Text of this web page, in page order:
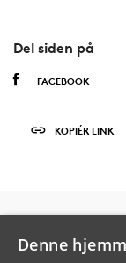
Del siden på
FACEBOOK
KOPIÉR LINK
Denne